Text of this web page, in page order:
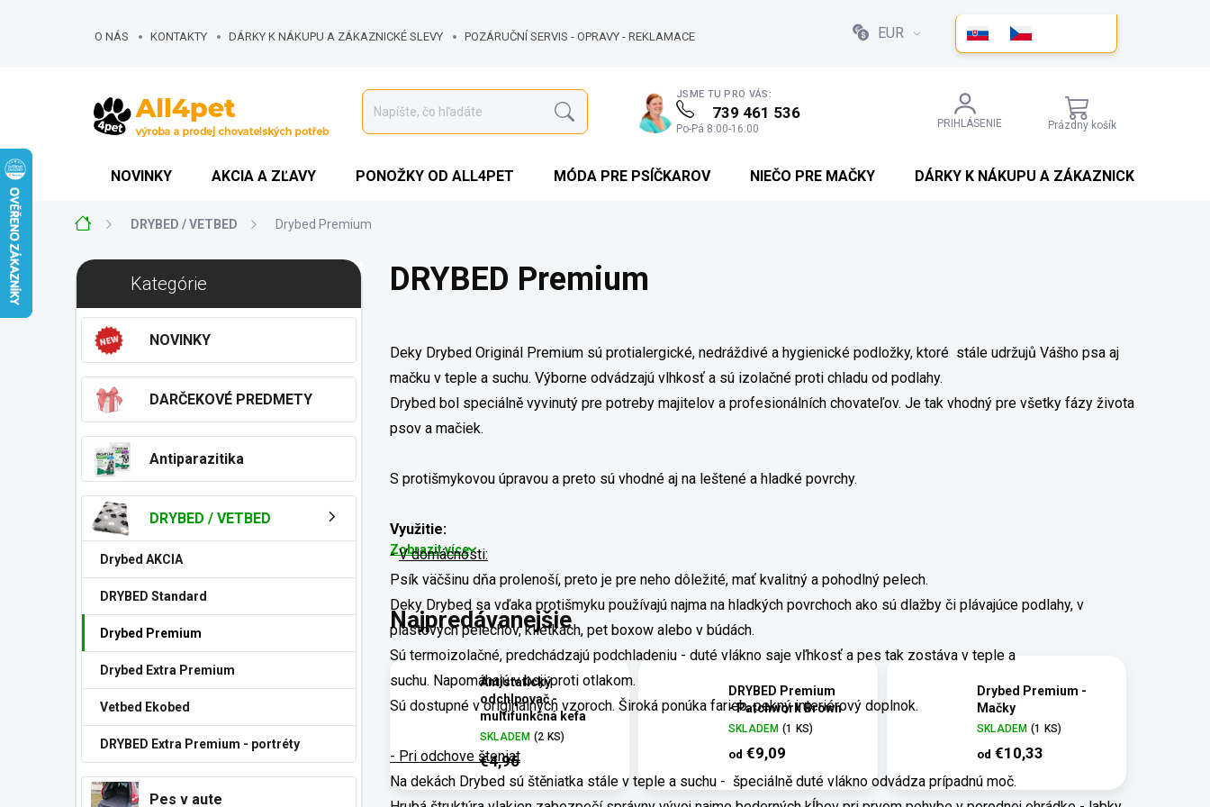
O NÁS KONTAKTY DÁRKY K NÁKUPU A ZÁKAZNICKÉ SLEVY POZÁRUČNÍ SERVIS - OPRAVY - REKLAMACE EUR
Hľadať
JSME TU PRO VÁS:
739 461 536
Po-Pá 8:00-16:00 PRIHLÁSENIE
NÁKUPNÝ
KOŠÍK
Prázdny košík
NOVINKY AKCIA A ZĽAVY PONOŽKY OD ALL4PET MÓDA PRE PSÍČKAROV NIEČO PRE MAČKY DÁRKY K NÁKUPU A ZÁKAZNICKÉ SLEVY
DomovDRYBED / VETBED Drybed Premium
B
č
Preskočiť
kategórieKategórie
NOVINKY
DARČEKOVÉ PREDMETY
Antiparazitika
DRYBED / VETBED
Drybed AKCIA
DRYBED Standard
Drybed Premium
Drybed Extra Premium
Vetbed Ekobed
DRYBED Extra Premium - portréty
Pes v aute
DRYBED Premium
Deky Drybed Originál Premium sú protialergické, nedráždivé a hygienické podložky, ktoré stále udržujů Vášho psa aj
mačku v teple a suchu. Výborne odvádzajú vlhkosť a sú izolačné proti chladu od podlahy.
Drybed bol speciálně vyvinutý pre potreby majitelov a profesionálních chovateľov. Je tak vhodný pre všetky fázy života
psov a mačiek.
S protišmykovou úpravou a preto sú vhodné aj na leštené a hladké povrchy.
Využitie:
-V domácnosti:
Psík väčšinu dňa prolenoší, preto je pre neho dôležité, mať kvalitný a pohodlný pelech.
Deky Drybed sa vďaka protišmyku používajú najma na hladkých povrchoch ako sú dlažby či plávajúce podlahy, v
plastových pelechov, klietkách, pet boxow alebo v búdách.
Sú termoizolačné, predchádzajú podchladeniu - duté vlákno saje vľhkosť a pes tak zostáva v teple a
suchu. Napomáhajú v boji proti otlakom.
Sú dostupné v originálnych vzoroch. Široká ponúka farieb, pekný interiérový doplnok.
- Pri odchove šteniat
Na dekách Drybed sú štěniatka stále v teple a suchu - špeciálně duté vlákno odvádza prípadnú moč.
Zobrazit více
Najpredávanejšie
Antistatický
odchlpovač -
multifunkčná kefa
SKLADEM (2 KS)
€4,96
DRYBED Premium
- Patchwork Brown
SKLADEM (1 KS)
od €9,09
Drybed Premium -
Mačky
SKLADEM (1 KS)
od €10,33